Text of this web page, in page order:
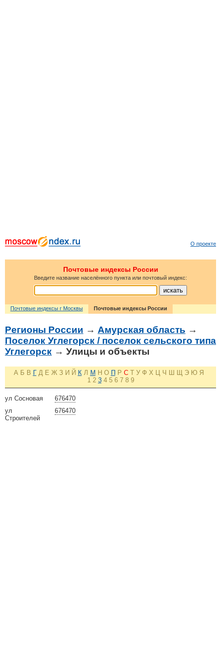
О проекте
Почтовые индексы России
Введите название населённого пункта или почтовый индекс:
Почтовые индексы г Москвы Почтовые индексы России
Регионы России → Амурская область →
Поселок Углегорск / поселок сельского типа
Углегорск → Улицы и объекты
А Б В Г Д Е Ж З И Й К Л М Н О П Р С Т У Ф Х Ц Ч Ш Щ Э Ю Я
1 2 3 4 5 6 7 8 9
676470
ул Сосновая
676470
ул
Строителей